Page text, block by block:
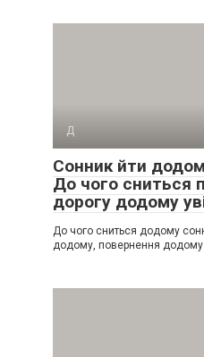
Д
Сонник йти
До чого сниться
дорогу додому
До чого сниться додому
додому, повернення додому